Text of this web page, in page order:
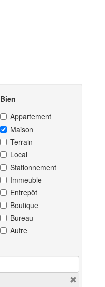
Bien
Appartement
Maison
Terrain
Local
Stationnement
Immeuble
Entrepôt
Boutique
Bureau
Autre